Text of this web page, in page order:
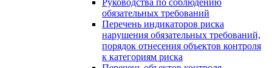
обязательных требований
Перечень индикаторов риска
нарушения обязательных требований,
порядок отнесения объектов контроля
к категориям риска